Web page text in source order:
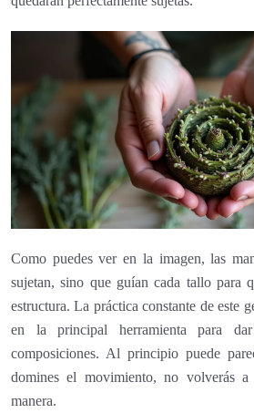
Como puedes ver en la imagen, las
sujetan, sino que guían cada tallo para
estructura. La práctica constante de este
en la principal herramienta para
composiciones. Al principio puede
domines el movimiento, no volverás
manera.